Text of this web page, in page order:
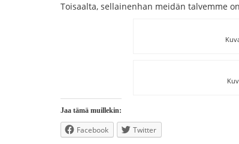
Toisaalta, sellainenhan meidän talvemme
Jaa tämä muillekin:
Facebook Twitter